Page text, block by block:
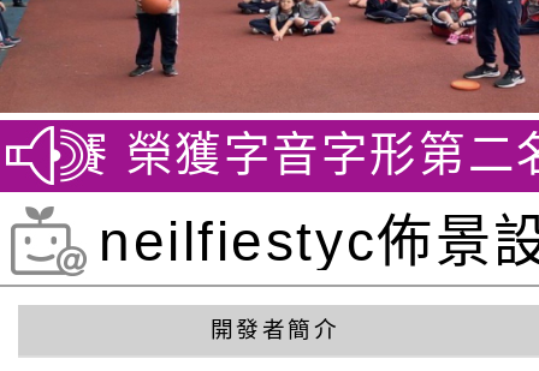
榮獲字音字形第二名
neilfiestyc佈景
徐嘉裕 Neil hsu
開發者簡介